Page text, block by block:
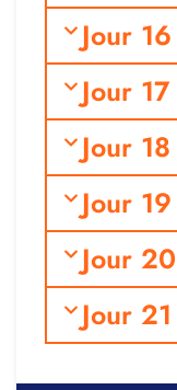
Jour
Jour
Jour
Jour
Jour
Jour